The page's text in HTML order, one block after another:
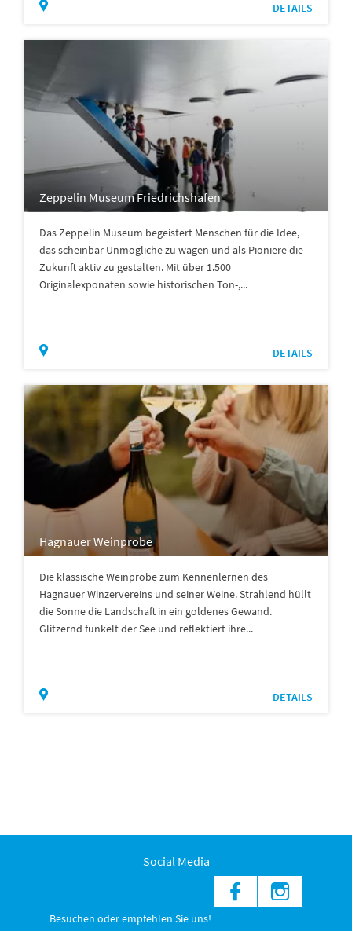
DETAILS
Zeppelin Museum Friedrichshafen
Das Zeppelin Museum begeistert Menschen für die Idee,
das scheinbar Unmögliche zu wagen und als Pioniere die
Zukunft aktiv zu gestalten. Mit über 1.500
Originalexponaten sowie historischen Ton-,...
DETAILS
Hagnauer Weinprobe
Die klassische Weinprobe zum Kennenlernen des
Hagnauer Winzervereins und seiner Weine. Strahlend hüllt
die Sonne die Landschaft in ein goldenes Gewand.
Glitzernd funkelt der See und reflektiert ihre...
DETAILS
Social Media
Besuchen oder empfehlen Sie uns!